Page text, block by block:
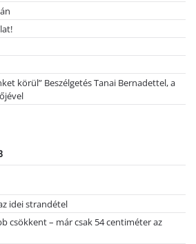
körül” Beszélgetés Tanai Bernadettel, a
idei strandétel
csökkent – már csak 54 centiméter az